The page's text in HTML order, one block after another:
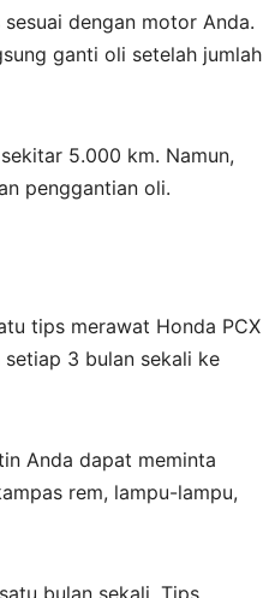
dengan motor Anda.
ganti oli setelah jumlah
5.000 km. Namun,
penggantian oli.
tips merawat Honda PCX
3 bulan sekali ke
Anda dapat meminta
rem, lampu-lampu,
bulan sekali. Tips